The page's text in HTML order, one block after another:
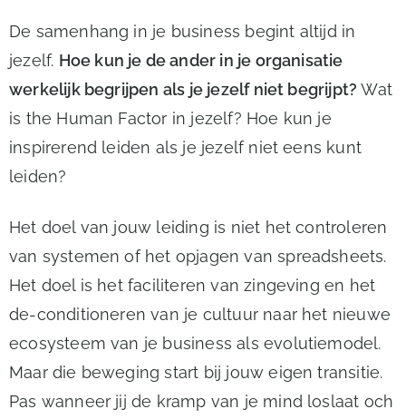
De samenhang in je business begint altijd in
jezelf. Hoe kun je de ander in je organisatie
werkelijk begrijpen als je jezelf niet begrijpt?Wat
is the Human Factor in jezelf? Hoe kun je
inspirerend leiden als je jezelf niet eens kunt
leiden?
Het doel van jouw leiding is niet het controleren
van systemen of het opjagen van spreadsheets.
Het doel is het faciliteren van zingeving en het
de-conditioneren van je cultuur naar het nieuwe
ecosysteem van je business als evolutiemodel.
Maar die beweging start bij jouw eigen transitie.
Pas wanneer jij de kramp van je mind loslaat och